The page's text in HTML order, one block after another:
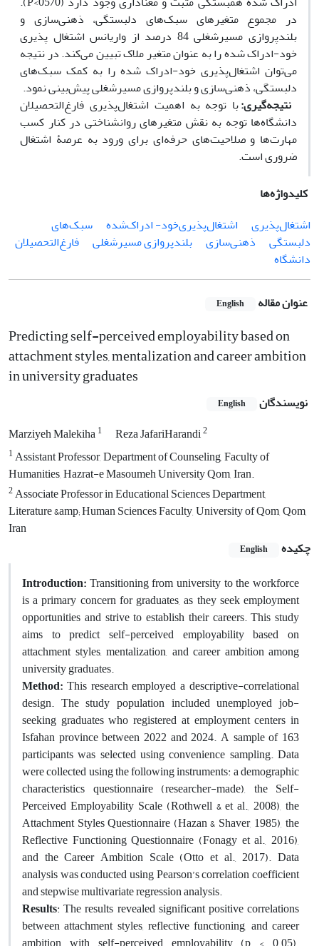
در مجموع متغیرهای سبک‌های دلبستگی، ذهنی‌سازی و
بلندپروازی مسیرشغلی 84 درصد از واریانس اشتغال ‌پذیری
خود-ادراک شده را به عنوان متغیر ملاک تبیین می‌کند. در نتیجه
می‌توان اشتغال‌پذیری خود-ادراک شده را به کمک سبک‌های
دلبستگی، ذهنی‌سازی و بلندپروازی مسیرشغلی پیش‌بینی نمود.
نتیجه‌گیری:با توجه به اهمیت اشتغال‌پذیری فارغ‌التحصیلان
دانشگاه‌ها توجه به نقش متغیرهای روانشناختی در کنار کسب
مهارت‌ها و صلاحیت‌های حرفه‌ای برای ورود به عرصۀ اشتغال
ضروری است.
کلیدواژه‌ها
اشتغال‌پذیری
اشتغال‌پذیری‌خود- ادراک‌شده
سبک‌های
دلبستگی
ذهنی‌سازی بلندپروازی‌ مسیرشغلی
فارغ‌‌التحصیلان
دانشگاه
عنوان مقاله English
Predicting self-perceived employability based on
attachment styles, mentalization and career ambition
in university graduates
نویسندگان English
Marziyeh Malekiha1 Reza JafariHarandi2
1Assistant Professor, Department of Counseling, Faculty of
Humanities, Hazrat-e Masoumeh University Qom, Iran.
2Associate Professor in Educational Sciences Department,
Literature &amp; Human Sciences Faculty, University of Qom, Qom,
Iran
چکیده
English
Introduction:Transitioning from university to the workforce
is a primary concern for graduates, as they seek employment
opportunities and strive to establish their careers. This study
aims to predict self-perceived employability based on
attachment styles, mentalization, and career ambition among
university graduates.
Method: This research employed a descriptive-correlational
design. The study population included unemployed job-
seeking graduates who registered at employment centers in
Isfahan province between 2022 and 2024. A sample of 163
participants was selected using convenience sampling. Data
were collected using the following instruments: a demographic
characteristics questionnaire (researcher-made), the Self-
Perceived Employability Scale (Rothwell & et al., 2008), the
Attachment Styles Questionnaire (Hazan & Shaver, 1985), the
Reflective Functioning Questionnaire (Fonagy et al., 2016),
and the Career Ambition Scale (Otto et al., 2017). Data
analysis was conducted using Pearson’s correlation coefficient
and stepwise multivariate regression analysis.
Results: The results revealed significant positive correlations
between attachment styles, reflective functioning, and career